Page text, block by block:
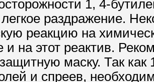
1, 4-
легкое раздражение.
реакцию на
и на этот реактив.
маску. Так
и спреев,